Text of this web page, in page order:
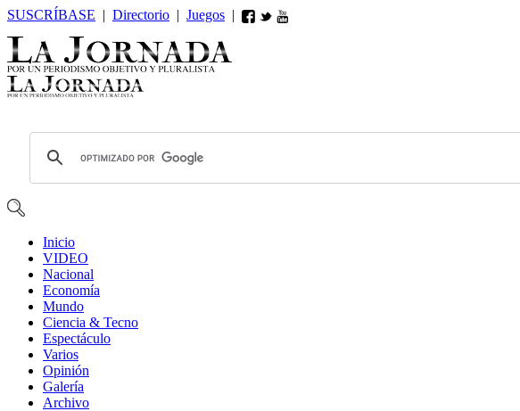
SUSCRÍBASE | Directorio | Juegos |
Inicio
VIDEO
Nacional
Economía
Mundo
Ciencia & Tecno
Espectáculo
Varios
Opinión
Galería
Archivo